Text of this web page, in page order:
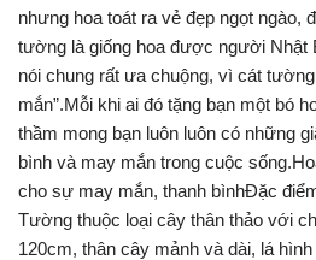
nhưng hoa toát ra vẻ đẹp ngọt ngào,
tường là giống hoa được người Nhật
nói chung rất ưa chuộng, vì cát
mắn”.Mỗi khi ai đó tặng bạn một bó
thầm mong bạn luôn luôn có những
bình và may mắn trong cuộc
cho sự may mắn, thanh bìnhĐặc
Tường thuộc loại cây thân thảo với
120cm, thân cây mảnh và dài, lá